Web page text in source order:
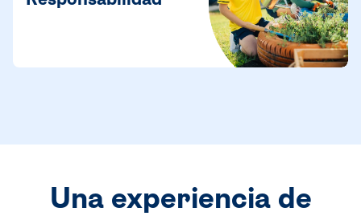
Una experiencia de